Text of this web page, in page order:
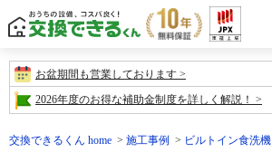
お盆期間も営業しております
2026年度のお得な補助金制度を詳しく解説！
交換できるくん home 施工事例 ビルトイン食洗機